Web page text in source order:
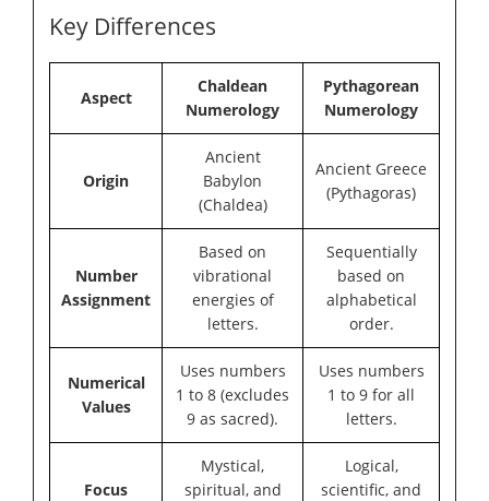
Key Differences
Aspect
Chaldean
Numerology
Pythagorean
Numerology
Origin
Ancient
Babylon
(Chaldea)
Ancient Greece
(Pythagoras)
Number
Assignment
Based on
vibrational
energies of
letters.
Sequentially
based on
alphabetical
order.
Numerical
Values
Uses numbers
1 to 8 (excludes
9 as sacred).
Uses numbers
1 to 9 for all
letters.
Focus
Mystical,
spiritual, and
Logical,
scientific, and